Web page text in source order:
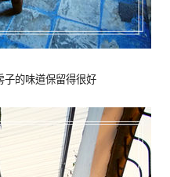
子的味道保留得很好